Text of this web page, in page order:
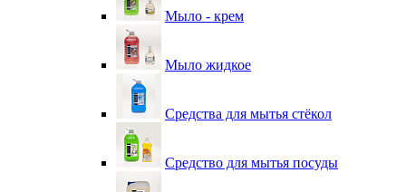
Мыло - крем
Мыло жидкое
Средства для мытья стёкол
Средство для мытья посуды